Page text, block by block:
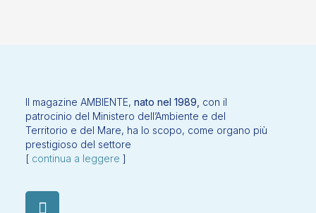
Il magazine AMBIENTE, nato nel 1989, con il
patrocinio del Ministero dell’Ambiente e del
Territorio e del Mare, ha lo scopo, come organo più
prestigioso del settore
[ continua a leggere ]